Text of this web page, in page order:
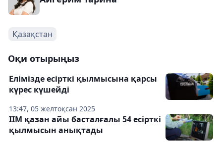
Қазақстан
Оқи отырыңыз
13:47, 05 желтоқсан 2025
Елімізде есірткі қылмысына қарсы
күрес күшейді
ІІМ қазан айы басталғалы 54 есірткі
қылмысын анықтады